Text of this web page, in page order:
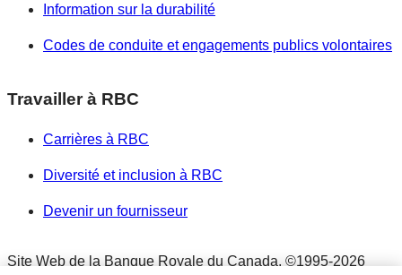
Information sur la durabilité
Codes de conduite et engagements publics volontaires
Travailler à RBC
Carrières à RBC
Diversité et inclusion à RBC
Devenir un fournisseur
Site Web de la Banque Royale du Canada, ©1995-2026